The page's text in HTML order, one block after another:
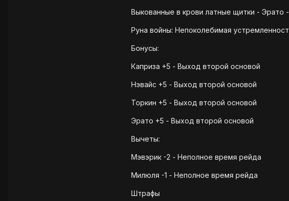
Выкованные в крови латные щитки - Эрато
Руна войны: Непоколебимая
Бонусы:
Каприза +5 - Выход второй основой
Нэвайс +5 - Выход второй основой
Торкин +5 - Выход второй основой
Эрато +5 - Выход второй основой
Вычеты:
Мэвэрик -2 - Неполное время рейда
Милюля -1 - Неполное время рейда
Штрафы